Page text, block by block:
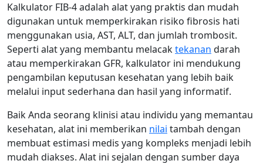
Kalkulator FIB-4 adalah alat yang praktis dan mudah
digunakan untuk memperkirakan risiko fibrosis hati
menggunakan usia, AST, ALT, dan jumlah trombosit.
Seperti alat yang membantu melacaktekanan darah
atau memperkirakan GFR, kalkulator ini mendukung
pengambilan keputusan kesehatan yang lebih baik
melalui input sederhana dan hasil yang informatif.
Baik Anda seorang klinisi atau individu yang memantau
kesehatan, alat ini memberikan nilai tambah dengan
membuat estimasi medis yang kompleks menjadi lebih
mudah diakses. Alat ini sejalan dengan sumber daya